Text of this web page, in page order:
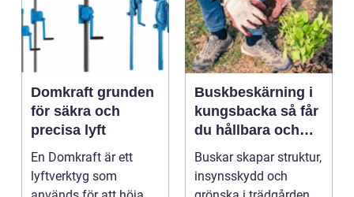
Domkraft grunden
för säkra och
precisa lyft
En Domkraft är ett
lyftverktyg som
Buskbeskärning i
kungsbacka så får
du hållbara och
vackra buskar året
runt
Buskar skapar struktur,
insynsskydd och